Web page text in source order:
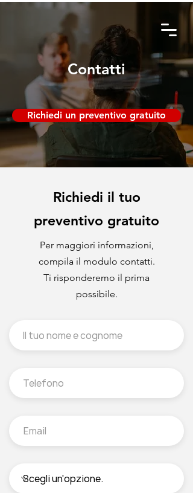
Contatti
Richiedi un preventivo gratuito
Richiedi il tuo
preventivo gratuito
Per maggiori informazioni,
compila il modulo contatti.
Ti risponderemo il prima
possibile.